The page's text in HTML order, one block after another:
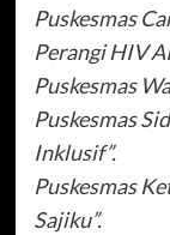
Puskesmas
Perangi HIV
Puskesmas
Puskesmas
Inklusif”.
Puskesmas
Sajiku”.